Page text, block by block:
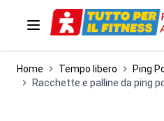
Salta al contenuto
Home Tempo libero
Ping
Racchette e palline da ping